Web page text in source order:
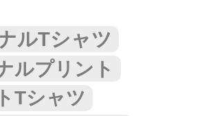
ルTシャツ
ルプリント
Tシャツ